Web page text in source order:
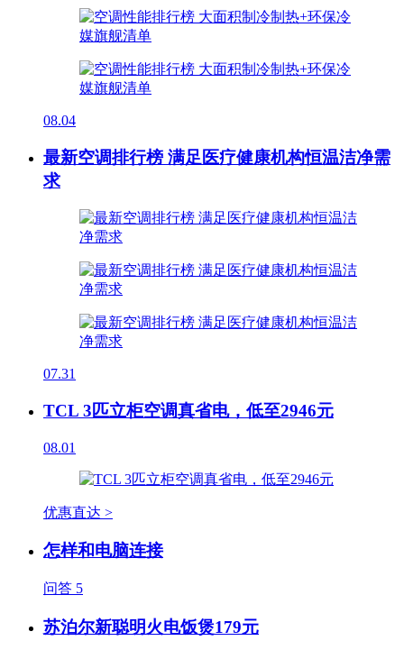
08.04
最新空调排行榜 满足医疗健康机构恒温洁净需
求
07.31
TCL 3匹立柜空调真省电，低至2946元
08.01
优惠直达 >
怎样和电脑连接
问答 5
苏泊尔新聪明火电饭煲179元